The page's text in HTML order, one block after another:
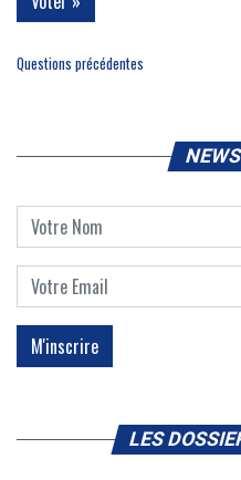
Questions précédentes
LES